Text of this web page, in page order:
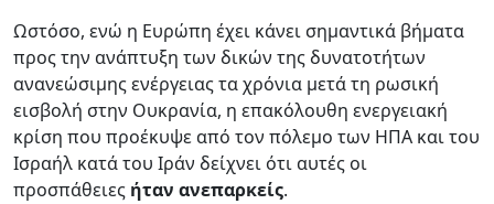
Ωστόσο, ενώ η Ευρώπη έχει κάνει σημαντικά βήματα
προς την ανάπτυξη των δικών της δυνατοτήτων
ανανεώσιμης ενέργειας τα χρόνια μετά τη ρωσική
εισβολή στην Ουκρανία, η επακόλουθη ενεργειακή
κρίση που προέκυψε από τον πόλεμο των ΗΠΑ και του
Ισραήλ κατά του Ιράν δείχνει ότι αυτές οι
προσπάθειες ήταν ανεπαρκείς.